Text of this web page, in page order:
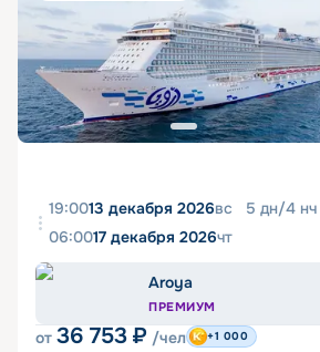
19:0013 декабря 2026вс 5 дн/4 нч
06:0017 декабря 2026чт
Aroya
ПРЕМИУМ
от 36 753 ₽ /чел +1 000